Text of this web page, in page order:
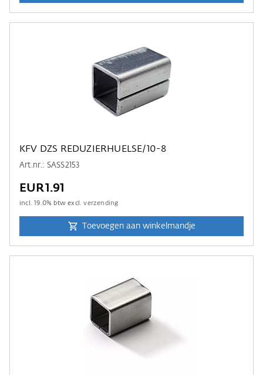
KFV DZS REDUZIERHUELSE/10-8
Art.nr.: SASS2153
EUR1.91
incl.19.0% btw excl.verzending
Toevoegen aan winkelmandje